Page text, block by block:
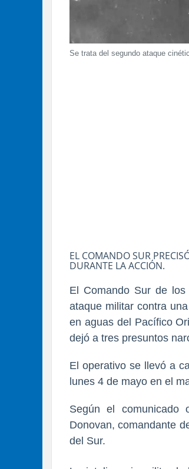
Se trata del segundo ataque
EL COMANDO SUR
DURANTE LA ACCIÓN.
El Comando Sur de
ataque militar contra
en aguas del Pacífico
dejó a tres presuntos
El operativo se llevó a
lunes 4 de mayo en el
Según el
Donovan, comandante
del Sur.